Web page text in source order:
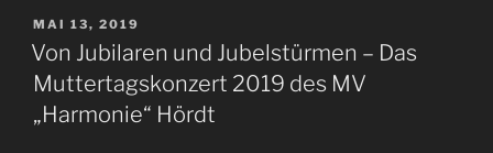
VERÖFFENTLICHT
AM
MAI 13, 2019
Von Jubilaren und Jubelstürmen – Das
Muttertagskonzert 2019 des MV
„Harmonie“ Hördt